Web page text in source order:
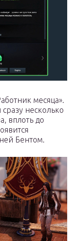
месяца».
несколько
вплоть до
Бентом.